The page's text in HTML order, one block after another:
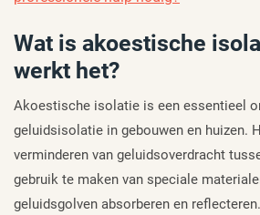
Wat is akoestische
werkt het?
Akoestische isolatie is een essentieel
geluidsisolatie in gebouwen en huizen.
verminderen van geluidsoverdracht
gebruik te maken van speciale
geluidsgolven absorberen en